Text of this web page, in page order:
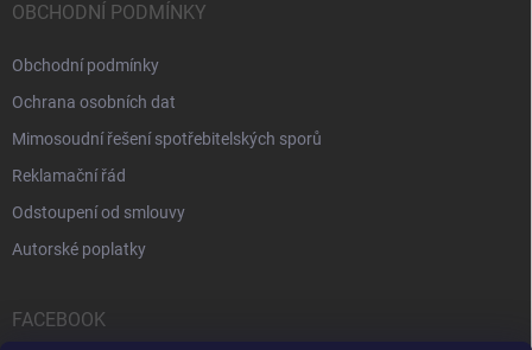
OBCHODNÍ PODMÍNKY
Obchodní podmínky
Ochrana osobních dat
Mimosoudní řešení spotřebitelských sporů
Reklamační řád
Odstoupení od smlouvy
Autorské poplatky
FACEBOOK